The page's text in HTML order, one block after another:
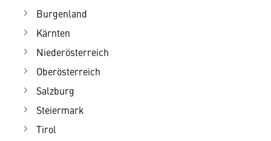
Burgenland
Kärnten
Niederösterreich
Oberösterreich
Salzburg
Steiermark
Tirol